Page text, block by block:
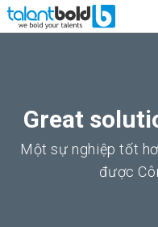
Great
Một sự nghiệp tốt
được